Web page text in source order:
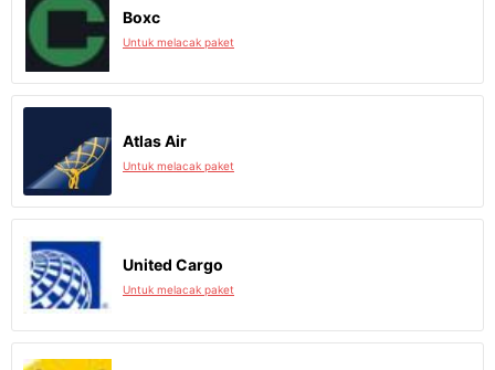
Boxc
Untuk melacak paket
Atlas Air
Untuk melacak paket
United Cargo
Untuk melacak paket